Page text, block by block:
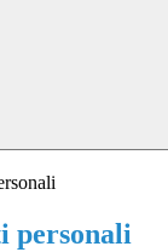
personali